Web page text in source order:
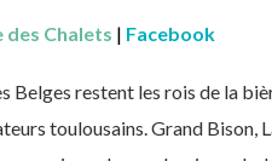
des Chalets | Facebook
Belges restent les rois de la
toulousains. Grand Bison,